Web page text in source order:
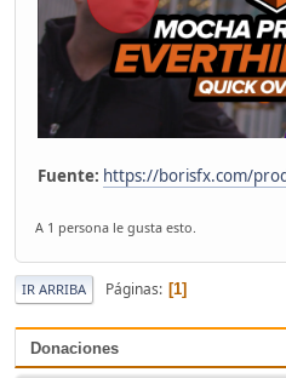
Donaciones
Fuente: https://borisfx.com/
A 1 persona le gusta esto.
IR ARRIBA Páginas 1